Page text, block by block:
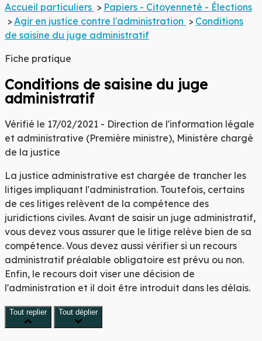
Accueil particuliers > Papiers - Citoyenneté - Élections
> Agir en justice contre l'administration > Conditions
de saisine du juge administratif
Fiche pratique
Conditions de saisine du juge
administratif
Vérifié le 17/02/2021 - Direction de l'information légale
et administrative (Première ministre), Ministère chargé
de la justice
La justice administrative est chargée de trancher les
litiges impliquant l'administration. Toutefois, certains
de ces litiges relèvent de la compétence des
juridictions civiles. Avant de saisir un juge administratif,
vous devez vous assurer que le litige relève bien de sa
compétence. Vous devez aussi vérifier si un recours
administratif préalable obligatoire est prévu ou non.
Enfin, le recours doit viser une décision de
l'administration et il doit être introduit dans les délais.
Tout replier Tout déplier